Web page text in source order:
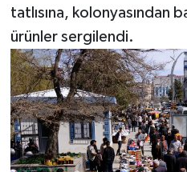
tatlısına, kolonyasından
ürünler sergilendi.